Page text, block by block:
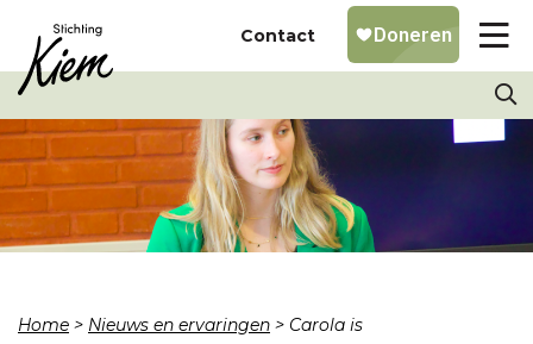
Contact
Home > Nieuws en ervaringen > Carola is